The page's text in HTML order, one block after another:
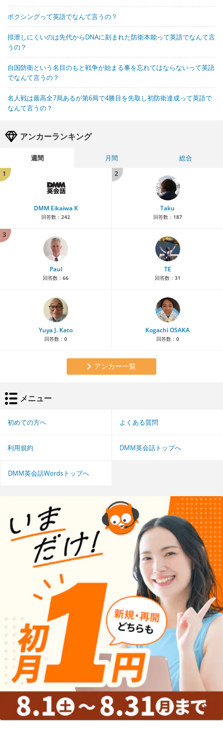
ボクシングって英語でなんて言うの？
排泄しにくいのは先代からDNAに刻まれた防衛本能って英語でなんて言
うの？
自国防衛という名目のもと戦争が始まる事を忘れてはならないって英語
でなんて言うの？
名人戦は最高全7局あるが第6局で4勝目を先取し初防衛達成って英語で
なんて言うの？
アンカーランキング
週間 月間
総合
1
DMM Eikaiwa K
回答数： 242
2
Taku
回答数： 187
3
Paul
回答数： 66
TE
回答数： 31
Yuya J. Kato
回答数： 0
Kogachi OSAKA
回答数： 0
アンカー一覧
メニュー
初めての方へ よくある質問
利用規約 DMM英会話トップへ
DMM英会話Wordsトップへ